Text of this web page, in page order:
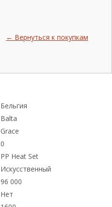
← Вернуться к покупкам
Бельгия
Balta
Grace
0
PP Heat Set
Искусственный
96 000
Нет